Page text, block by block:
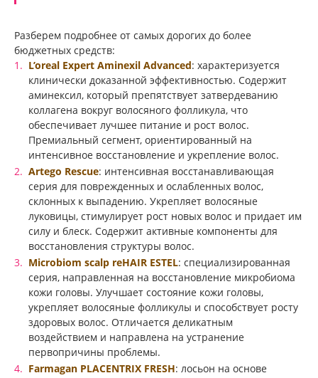
Разберем подробнее от самых дорогих до более
бюджетных средств:
L’oreal Expert Aminexil Advanced: характеризуется
клинически доказанной эффективностью. Содержит
аминексил, который препятствует затвердеванию
коллагена вокруг волосяного фолликула, что
обеспечивает лучшее питание и рост волос.
Премиальный сегмент, ориентированный на
интенсивное восстановление и укрепление волос.
Artego Rescue: интенсивная восстанавливающая
серия для поврежденных и ослабленных волос,
склонных к выпадению. Укрепляет волосяные
луковицы, стимулирует рост новых волос и придает им
силу и блеск. Содержит активные компоненты для
восстановления структуры волос.
Microbiom scalp reHAIR ESTEL: специализированная
серия, направленная на восстановление микробиома
кожи головы. Улучшает состояние кожи головы,
укрепляет волосяные фолликулы и способствует росту
здоровых волос. Отличается деликатным
воздействием и направлена на устранение
первопричины проблемы.
Farmagan PLACENTRIX FRESH: лосьон на основе